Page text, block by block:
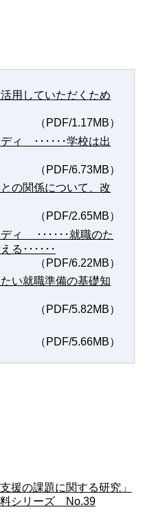
用していただくため
（PDF/1.17MB）
ィ ･･････学校は出
（PDF/6.73MB）
の関係について、改
（PDF/2.65MB）
ィ ･･････就職のた
る･･････
（PDF/6.22MB）
い就職準備の基礎知
（PDF/5.82MB）
（PDF/5.66MB）
援の課題に関する研究」
料シリーズ No.39